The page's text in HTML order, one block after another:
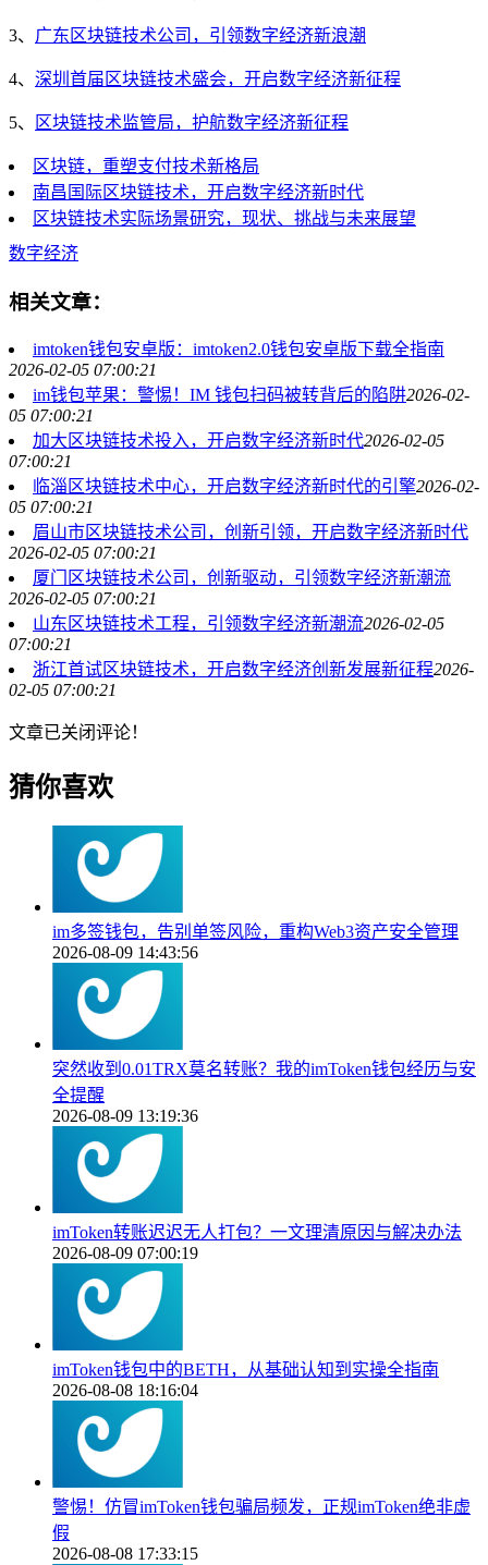
3、 广东区块链技术公司，引领数字经济新浪潮
4、 深圳首届区块链技术盛会，开启数字经济新征程
5、 区块链技术监管局，护航数字经济新征程
区块链，重塑支付技术新格局
南昌国际区块链技术，开启数字经济新时代
区块链技术实际场景研究，现状、挑战与未来展望
数字经济
相关文章：
imtoken钱包安卓版：imtoken2.0钱包安卓版下载全指南
2026-02-05 07:00:21
im钱包苹果：警惕！IM 钱包扫码被转背后的陷阱2026-02-
05 07:00:21
加大区块链技术投入，开启数字经济新时代2026-02-05
07:00:21
临淄区块链技术中心，开启数字经济新时代的引擎2026-02-
05 07:00:21
眉山市区块链技术公司，创新引领，开启数字经济新时代
2026-02-05 07:00:21
厦门区块链技术公司，创新驱动，引领数字经济新潮流
2026-02-05 07:00:21
山东区块链技术工程，引领数字经济新潮流2026-02-05
07:00:21
浙江首试区块链技术，开启数字经济创新发展新征程2026-
02-05 07:00:21
文章已关闭评论！
猜你喜欢
im多签钱包，告别单签风险，重构Web3资产安全管理
2026-08-09 14:43:56
突然收到0.01TRX莫名转账？我的imToken钱包经历与安
全提醒
2026-08-09 13:19:36
imToken转账迟迟无人打包？一文理清原因与解决办法
2026-08-09 07:00:19
imToken钱包中的BETH，从基础认知到实操全指南
2026-08-08 18:16:04
警惕！仿冒imToken钱包骗局频发，正规imToken绝非虚
假
2026-08-08 17:33:15